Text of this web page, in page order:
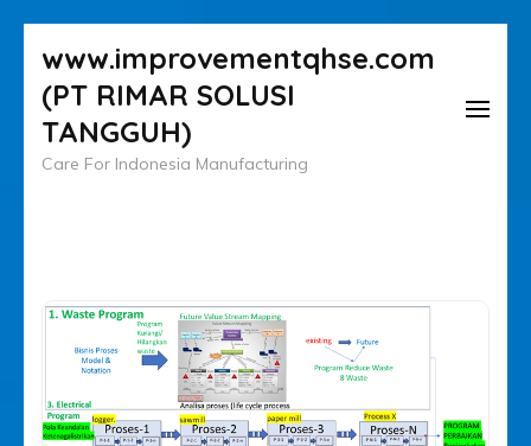
ke
konten
(Tekan
Enter)
www.improvementqhse.com
(PT RIMAR SOLUSI
TANGGUH)
Care For Indonesia Manufacturing